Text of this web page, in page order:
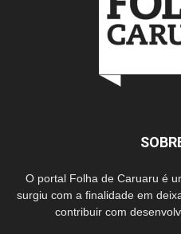
O portal Folha de Caruaru é
surgiu com a finalidade em
contribuir com